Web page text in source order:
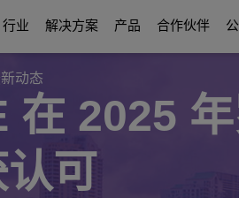
行业
Education Solutions
能源和公用事业解决方案
解决方案
数字化时代通信 数
数字化时代网络
产品
通信平台
Contact Center and Attendants
合作伙伴
合作伙伴
Business Partner合作伙伴权益
关于我们
视频中心
动态
在 2025
可